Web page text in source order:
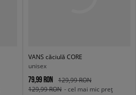
VANS căciulă CORE
unisex
79,99 RON
129,99 RON
129,99 RON - cel mai mic preț